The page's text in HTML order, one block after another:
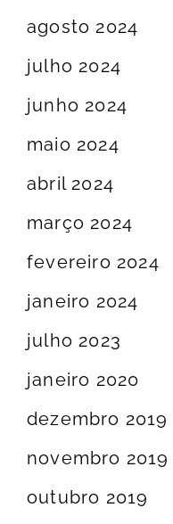
agosto 2024
julho 2024
junho 2024
maio 2024
abril 2024
março 2024
fevereiro 2024
janeiro 2024
julho 2023
janeiro 2020
dezembro 2019
novembro 2019
outubro 2019